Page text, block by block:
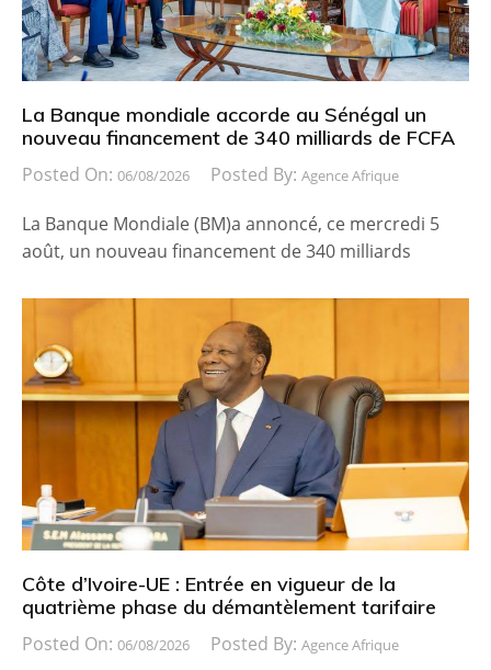
La Banque mondiale accorde au Sénégal un
nouveau financement de 340 milliards de FCFA
Posted On: 06/08/2026 Posted By: Agence Afrique
La Banque Mondiale (BM)a annoncé, ce mercredi 5
août, un nouveau financement de 340 milliards
Côte d’Ivoire-UE : Entrée en vigueur de la
quatrième phase du démantèlement tarifaire
Posted On: 06/08/2026 Posted By: Agence Afrique